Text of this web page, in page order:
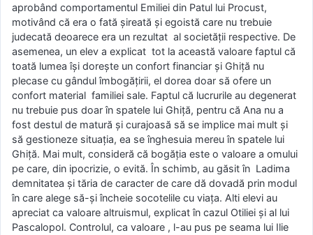
aprobând comportamentul Emiliei din Patul lui Procust,
motivând că era o fată şireată şi egoistă care nu trebuie
judecată deoarece era un rezultat al societăţii respective. De
asemenea, un elev a explicat tot la această valoare faptul că
toată lumea îşi doreşte un confort financiar şi Ghiţă nu
plecase cu gândul îmbogăţirii, el dorea doar să ofere un
confort material familiei sale. Faptul că lucrurile au degenerat
nu trebuie pus doar în spatele lui Ghiţă, pentru că Ana nu a
fost destul de matură şi curajoasă să se implice mai mult şi
să gestioneze situaţia, ea se înghesuia mereu în spatele lui
Ghiţă. Mai mult, consideră că bogăţia este o valoare a omului
pe care, din ipocrizie, o evită. În schimb, au găsit în Ladima
demnitatea şi tăria de caracter de care dă dovadă prin modul
în care alege să-şi încheie socotelile cu viaţa. Alti elevi au
apreciat ca valoare altruismul, explicat în cazul Otiliei şi al lui
Pascalopol. Controlul, ca valoare , l-au pus pe seama lui Ilie